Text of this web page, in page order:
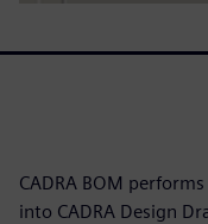
CADRA BOM
into CADRA Design